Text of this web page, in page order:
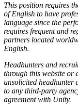
This position requires
of English to have
language since the
requires frequent and
partners located
English.
Headhunters and
through this website or
unsolicited headhunter
to any third-party
agreement with Unity.